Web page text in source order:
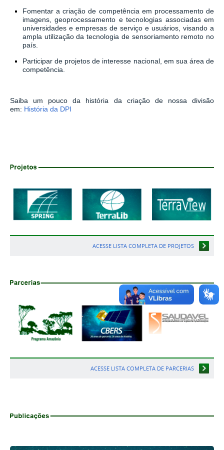
Fomentar a criação de competência em processamento de
imagens, geoprocessamento e tecnologias associadas em
universidades e empresas de serviço e usuários, visando a
ampla utilização da tecnologia de sensoriamento remoto no
país.
Participar de projetos de interesse nacional, em sua área de
competência.
Saiba um pouco da história da criação de nossa divisão
em: História da DPI
ACESSE LISTA COMPLETA DE PROJETOS
ACESSE LISTA COMPLETA DE PARCERIAS